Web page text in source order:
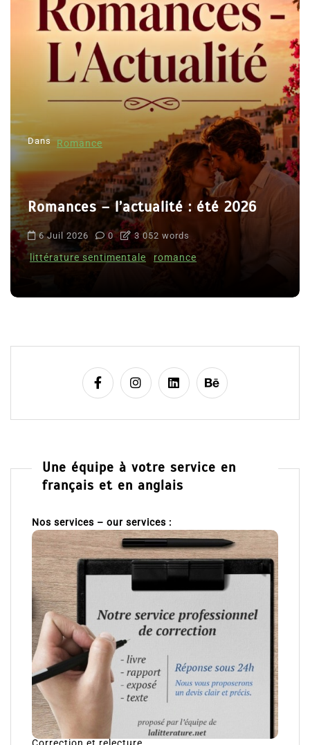
Dans Romance
Romances – l’actualité : été 2026
6 Juil 2026 0 3 052 words
littérature sentimentale romance
Une équipe à votre service en
français et en anglais
Nos services – our services :